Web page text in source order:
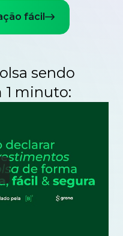
fácil
sendo
1 minuto: